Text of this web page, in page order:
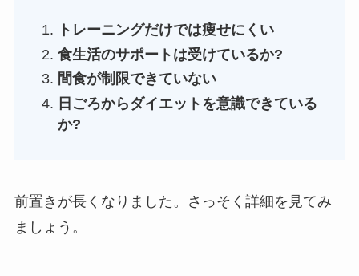
トレーニングだけでは痩せにくい
食生活のサポートは受けているか?
間食が制限できていない
日ごろからダイエットを意識できている
か?
前置きが長くなりました。さっそく詳細を見てみ
ましょう。